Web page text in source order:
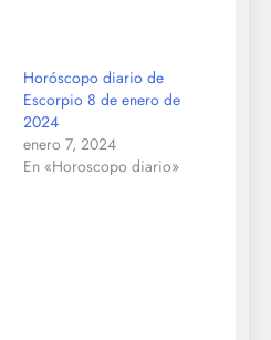
Horóscopo diario de
Escorpio 8 de enero de
2024
enero 7, 2024
En «Horoscopo diario»